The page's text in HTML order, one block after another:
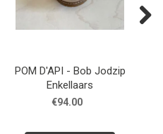
POM D'API - Bob Jodzip
Enkellaars
€94.00